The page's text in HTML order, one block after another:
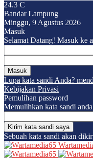
24.3 C
Bandar Lampung
Minggu, 9 Agustus 2026
Masuk
Selamat Datang! Masuk ke
Lupa kata sandi Anda?
Kebijakan Privasi
Pemulihan password
Memulihkan kata sandi anda
Sebuah kata sandi akan